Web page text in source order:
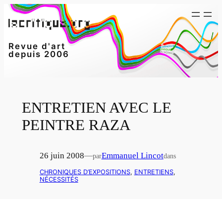
Aller
au
Revue d'art
depuis 2006
ENTRETIEN AVEC LE
PEINTRE RAZA
26 juin 2008—parEmmanuel Lincotdans
CHRONIQUES D’EXPOSITIONS, ENTRETIENS
NÉCESSITÉS